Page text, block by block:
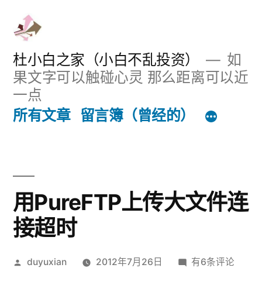
杜小白之家（小白不乱投资）
如
果文字可以触碰心灵 那么距离可以近
一点
所有文章 留言簿（曾经的）
用PureFTP上传大文件连
接超时
发
duyuxian 2012年7月26日
用
有6条评论